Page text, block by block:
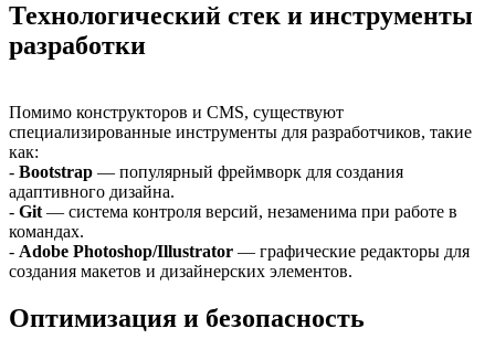
Технологический стек и инструменты
разработки
Помимо конструкторов и CMS, существуют
специализированные инструменты для разработчиков, такие
как:
- Bootstrap — популярный фреймворк для создания
адаптивного дизайна.
- Git — система контроля версий, незаменима при работе в
командах.
- Adobe Photoshop/Illustrator — графические редакторы для
создания макетов и дизайнерских элементов.
Оптимизация и безопасность